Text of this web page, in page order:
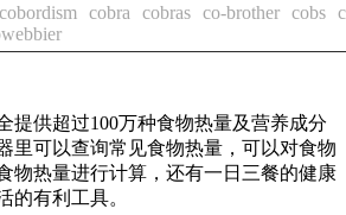
cobordism cobra cobras co-brother cobs
提供超过100万种食物热量及营养成分
里可以查询常见食物热量，可以对食物
物热量进行计算，还有一日三餐的健康
的有利工具。